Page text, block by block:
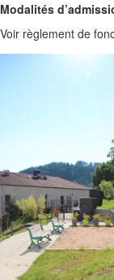
Modalités
Voir règlement de